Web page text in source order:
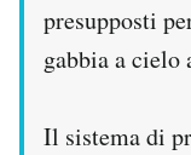
presupposti
gabbia a cielo
Il sistema di